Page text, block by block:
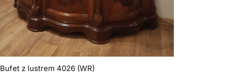
Bufet z lustrem 4026 (WR)